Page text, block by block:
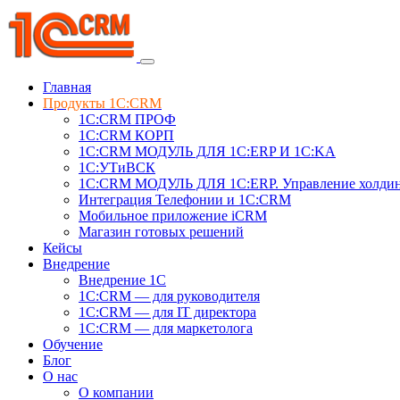
Главная
Продукты 1C:CRM
1С:CRM ПРОФ
1С:CRM КОРП
1С:CRM МОДУЛЬ ДЛЯ 1C:ERP И 1C:KA
1C:УТиВСК
1С:CRM МОДУЛЬ ДЛЯ 1C:ERP. Управление
Интеграция Телефонии и 1C:CRM
Мобильное приложение iCRM
Магазин готовых решений
Кейсы
Внедрение
Внедрение 1C
1С:CRM — для руководителя
1С:CRM — для IT директора
1С:CRM — для маркетолога
Обучение
Блог
О нас
О компании